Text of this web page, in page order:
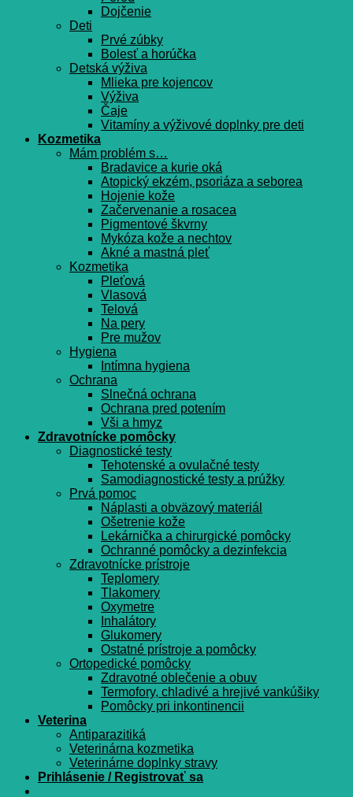
Dojčenie
Deti
Prvé zúbky
Bolesť a horúčka
Detská výživa
Mlieka pre kojencov
Výživa
Čaje
Vitamíny a výživové doplnky pre deti
Kozmetika
Mám problém s…
Bradavice a kurie oká
Atopický ekzém, psoriáza a seborea
Hojenie kože
Začervenanie a rosacea
Pigmentové škvrny
Mykóza kože a nechtov
Akné a mastná pleť
Kozmetika
Pleťová
Vlasová
Telová
Na pery
Pre mužov
Hygiena
Intímna hygiena
Ochrana
Slnečná ochrana
Ochrana pred potením
Vši a hmyz
Zdravotnícke pomôcky
Diagnostické testy
Tehotenské a ovulačné testy
Samodiagnostické testy a prúžky
Prvá pomoc
Náplasti a obväzový materiál
Ošetrenie kože
Lekárnička a chirurgické pomôcky
Ochranné pomôcky a dezinfekcia
Zdravotnícke prístroje
Teplomery
Tlakomery
Oxymetre
Inhalátory
Glukomery
Ostatné prístroje a pomôcky
Ortopedické pomôcky
Zdravotné oblečenie a obuv
Termofory, chladivé a hrejivé vankúšiky
Pomôcky pri inkontinencii
Veterina
Antiparazitiká
Veterinárna kozmetika
Veterinárne doplnky stravy
Prihlásenie / Registrovať sa